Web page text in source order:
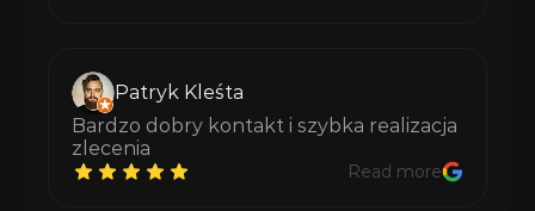
Patryk Kleśta
Bardzo dobry kontakt i szybka realizacja
zlecenia
Read more